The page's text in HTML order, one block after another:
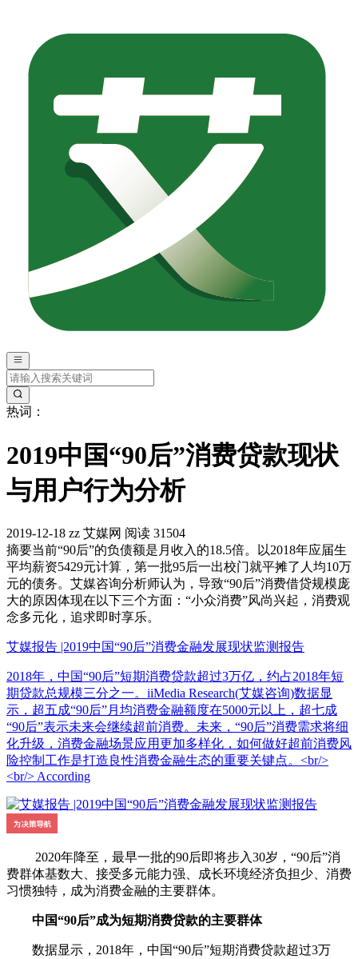
热词：
2019中国“90后”消费贷款现状
与用户行为分析
2019-12-18 zz 艾媒网 阅读 31504
摘要当前“90后”的负债额是月收入的18.5倍。以2018年应届生
平均薪资5429元计算，第一批95后一出校门就平摊了人均10万
元的债务。艾媒咨询分析师认为，导致“90后”消费借贷规模庞
大的原因体现在以下三个方面：“小众消费”风尚兴起，消费观
念多元化，追求即时享乐。
艾媒报告 |2019中国“90后”消费金融发展现状监测报告
2018年，中国“90后”短期消费贷款超过3万亿，约占2018年短
期贷款总规模三分之一。iiMedia Research(艾媒咨询)数据显
示，超五成“90后”月均消费金融额度在5000元以上，超七成
“90后”表示未来会继续超前消费。未来，“90后”消费需求将细
化升级，消费金融场景应用更加多样化，如何做好超前消费风
险控制工作是打造良性消费金融生态的重要关键点。<br/>
<br/> According
2020年降至，最早一批的90后即将步入30岁，“90后”消
费群体基数大、接受多元能力强、成长环境经济负担少、消费
习惯独特，成为消费金融的主要群体。
中国“90后”成为短期消费贷款的主要群体
数据显示，2018年，中国“90后”短期消费贷款超过3万